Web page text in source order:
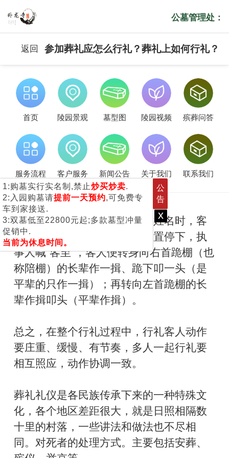
1:购墓实行实名制,禁止炒买炒卖.
2:入园购墓请提前一天预约,可免费专
车到家接送.
3:双墓低至22800元起;多款墓型冲量
促销中.
当前为休息时间。
公
告
x
公墓管理处：
返回 参加葬礼应怎么行礼？葬礼上如何行礼？
首页 陵园景观 墓型图 陵园视频 殡葬问答
服务流程 客户服务 新闻公告 关于我们 联系我们
当听到执事人念到客人村名和姓名时，客
人缓步走至祭桌前芦席中央位置停下，执
事人喊“客至“，客人便转身向右首跪棚（也
称陪棚）的长辈作一揖、跪下叩一头（是
平辈的只作一揖）；再转向左首跪棚的长
辈作揖叩头（平辈作揖）。
总之，在整个行礼过程中，行礼客人动作
要庄重、缓慢、有节奏，多人一起行礼要
相互照应，动作协调一致。
葬礼礼仪是各民族传承下来的一种特殊文
化，各个地区差距很大，就是日照相隔数
十里的村落，一些讲法和做法也不尽相
同。对死者的处理方式。主要包括安葬、